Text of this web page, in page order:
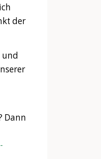
der
und
Dann